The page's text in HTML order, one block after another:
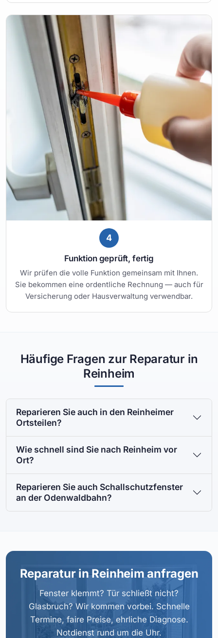
4
Funktion geprüft, fertig
Wir prüfen die volle Funktion gemeinsam mit Ihnen.
Sie bekommen eine ordentliche Rechnung — auch für
Versicherung oder Hausverwaltung verwendbar.
Häufige Fragen zur Reparatur in
Reinheim
Reparieren Sie auch in den Reinheimer
Ortsteilen?
Wie schnell sind Sie nach Reinheim vor
Ort?
Reparieren Sie auch Schallschutzfenster
an der Odenwaldbahn?
Reparatur in Reinheim anfragen
Fenster klemmt? Tür schließt nicht?
Glasbruch? Wir kommen vorbei. Schnelle
Termine, faire Preise, ehrliche Diagnose.
Notdienst rund um die Uhr.